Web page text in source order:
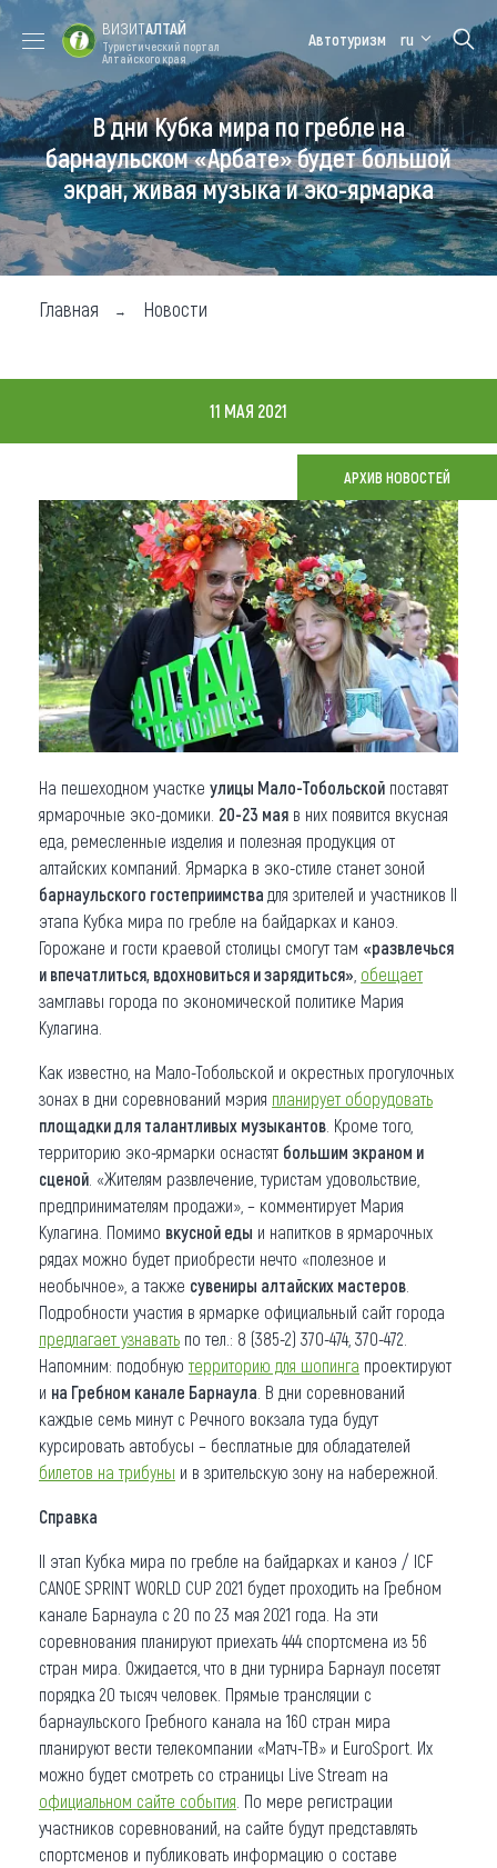
Форум VISIT
ALTAI
Цветение
маральника
Медицинский
форум
Алтайская
зимовка
Туры
Где побывать
Чем заняться
Карта
Что привезти (сувениры)
О регионе
Коллекция впечатлений
Другие рубрики
ВИЗИТАЛТАЙ
Туристический портал
Алтайского края
Автотуризм ru
В дни Кубка мира по гребле на
барнаульском «Арбате» будет большой
экран, живая музыка и эко-ярмарка
Главная Новости
11 МАЯ 2021
АРХИВ НОВОСТЕЙ
На пешеходном участке улицы Мало-Тобольской поставят
ярмарочные эко-домики. 20-23 мая в них появится вкусная
еда, ремесленные изделия и полезная продукция от
алтайских компаний. Ярмарка в эко-стиле станет зоной
барнаульского гостеприимства для зрителей и участников II
этапа Кубка мира по гребле на байдарках и каноэ.
Горожане и гости краевой столицы смогут там «развлечься
и впечатлиться, вдохновиться и зарядиться» обещает
замглавы города по экономической политике Мария
Кулагина.
Как известно, на Мало-Тобольской и окрестных прогулочных
зонах в дни соревнований мэрия планирует оборудовать
площадки для талантливых музыкантов . Кроме того,
территорию эко-ярмарки оснастят большим экраном и
сценой . «Жителям развлечение, туристам удовольствие,
предпринимателям продажи», – комментирует Мария
Кулагина. Помимо вкусной еды и напитков в ярмарочных
рядах можно будет приобрести нечто «полезное и
необычное», а также сувениры алтайских мастеров
Подробности участия в ярмарке официальный сайт города
предлагает узнавать по тел.: 8 (385-2) 370-474, 370-472.
Напомним: подобную территорию для шопинга проектируют
и на Гребном канале Барнаула . В дни соревнований
каждые семь минут с Речного вокзала туда будут
курсировать автобусы – бесплатные для обладателей
билетов на трибуны и в зрительскую зону на набережной.
Справка
II этап Кубка мира по гребле на байдарках и каноэ / ICF
CANOE SPRINT WORLD CUP 2021 будет проходить на Гребном
канале Барнаула с 20 по 23 мая 2021 года. На эти
соревнования планируют приехать 444 спортсмена из 56
стран мира. Ожидается, что в дни турнира Барнаул посетят
порядка 20 тысяч человек. Прямые трансляции с
барнаульского Гребного канала на 160 стран мира
планируют вести телекомпании «Матч-ТВ» и EuroSport. Их
можно будет смотреть со страницы Live Stream на
официальном сайте события . По мере регистрации
участников соревнований, на сайте будут представлять
спортсменов и публиковать информацию о составе